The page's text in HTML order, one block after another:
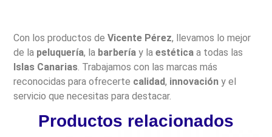
Con los productos deVicente Pérez, llevamos lo mejor
de la peluquería, la barbería y laestética a todas las
Islas Canarias. Trabajamos con las marcas más
reconocidas para ofrecerte calidad, innovación y el
servicio que necesitas para destacar.
Productos relacionados